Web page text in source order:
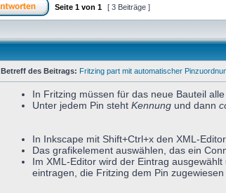
Seite 1 von 1 [ 3 Beiträge ]
Betreff des Beitrags: Fritzing part mit automatischer
In Fritzing müssen für das neue Bauteil
Unter jedem Pin steht Kennung und dann
In Inkscape mit Shift+Ctrl+x den XML-Editor
Das grafikelement auswählen, das ein
Im XML-Editor wird der Eintrag
eintragen, die Fritzing dem Pin